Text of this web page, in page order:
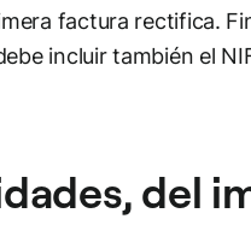
factura rectifica.
incluir también el
del